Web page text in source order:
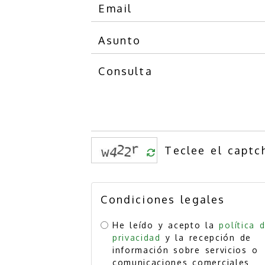
Condiciones legales
He leído y acepto lapolítica
privacidad
y la recepción de
información sobre servicios o
comunicaciones comerciales